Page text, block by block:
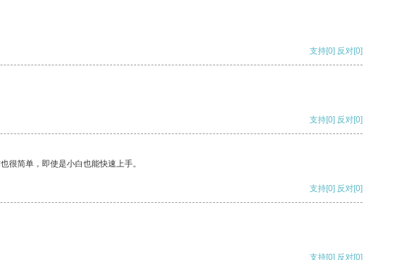
支持[0] 反对[0]
支持[0] 反对[0]
很简单，即使是小白也能快速上手。
支持[0] 反对[0]
支持[0] 反对[0]